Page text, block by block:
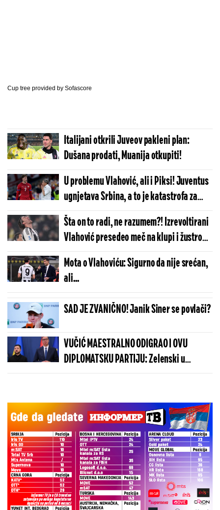
Cup tree provided by Sofascore
Italijani otkrili Juveov pakleni plan:
Dušana prodati, Muanija otkupiti!
U problemu Vlahović, ali i Piksi! Juventus
ugnjetava Srbina, a to je katastrofa za
reprezentaciju
Šta on to radi, ne razumem?! Izrevoltirani
Vlahović presedeo meč na klupi i žustro
kritikovao saigrače! (VIDEO)
Mota o Vlahoviću: Sigurno da nije srećan,
ali...
SAD JE ZVANIČNO! Janik Siner se povlači?
VUČIĆ MAESTRALNO ODIGRAO I OVU
DIPLOMATSKU PARTIJU: Zelenski u
Beogradu potvrdio - Kosovo je Srbija